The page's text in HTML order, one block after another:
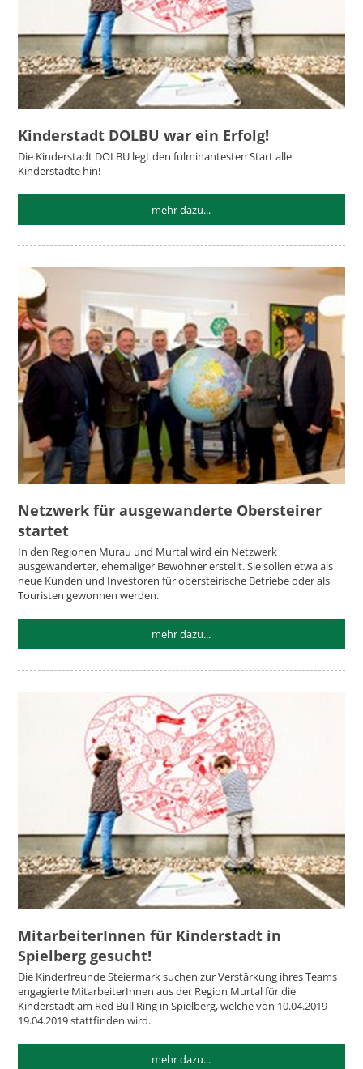
Kinderstadt DOLBU war ein Erfolg!
Die Kinderstadt DOLBU legt den fulminantesten Start alle
Kinderstädte hin!
mehr dazu...
Netzwerk für ausgewanderte Obersteirer
startet
In den Regionen Murau und Murtal wird ein Netzwerk
ausgewanderter, ehemaliger Bewohner erstellt. Sie sollen etwa als
neue Kunden und Investoren für obersteirische Betriebe oder als
Touristen gewonnen werden.
mehr dazu...
MitarbeiterInnen für Kinderstadt in
Spielberg gesucht!
Die Kinderfreunde Steiermark suchen zur Verstärkung ihres Teams
engagierte MitarbeiterInnen aus der Region Murtal für die
Kinderstadt am Red Bull Ring in Spielberg, welche von 10.04.2019-
19.04.2019 stattfinden wird.
mehr dazu...